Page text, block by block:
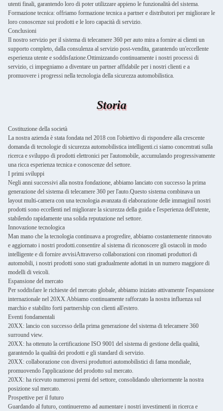
utenti finali, garantendo loro di poter utilizzare appieno le funzionalità del sistema.
Formazione tecnica: offriamo formazione tecnica a partner e distributori per migliorare le
loro conoscenze sui prodotti e le loro capacità di servizio.
Conclusioni
Il nostro servizio per il sistema di telecamere 360 per auto mira a fornire ai clienti un
supporto completo, dalla consulenza al servizio post-vendita, garantendo un'eccellente
esperienza utente e soddisfazione.Ottimizzando continuamente i nostri processi di
servizio, ci impegniamo a diventare un partner affidabile per i nostri clienti e a
promuovere i progressi nella tecnologia della sicurezza automobilistica.
Storia
Costituzione della società
La nostra azienda è stata fondata nel 2018 con l'obiettivo di rispondere alla crescente
domanda di tecnologie di sicurezza automobilistica intelligenti.ci siamo concentrati sulla
ricerca e sviluppo di prodotti elettronici per l'automobile, accumulando progressivamente
una ricca esperienza tecnica e conoscenze del settore.
I primi sviluppi
Negli anni successivi alla nostra fondazione, abbiamo lanciato con successo la prima
generazione del sistema di telecamere 360 per l'auto.Questo sistema combinava un
layout multi-camera con una tecnologia avanzata di elaborazione delle immaginiI nostri
prodotti sono eccellenti nel migliorare la sicurezza della guida e l'esperienza dell'utente,
stabilendo rapidamente una solida reputazione nel settore.
Innovazione tecnologica
Man mano che la tecnologia continuava a progredire, abbiamo costantemente rinnovato
e aggiornato i nostri prodotti.consentire al sistema di riconoscere gli ostacoli in modo
intelligente e di fornire avvisiAttraverso collaborazioni con rinomati produttori di
automobili, i nostri prodotti sono stati gradualmente adottati in un numero maggiore di
modelli di veicoli.
Espansione del mercato
Per soddisfare le richieste del mercato globale, abbiamo iniziato attivamente l'espansione
internazionale nel 20XX.Abbiamo continuamente rafforzato la nostra influenza sul
marchio e stabilito forti partnership con clienti all'estero.
Eventi fondamentali
20XX: lancio con successo della prima generazione del sistema di telecamere 360
surround view.
20XX: ha ottenuto la certificazione ISO 9001 del sistema di gestione della qualità,
garantendo la qualità dei prodotti e gli standard di servizio.
20XX: collaborazione con diversi produttori automobilistici di fama mondiale,
promuovendo l'applicazione del prodotto sul mercato.
20XX: ha ricevuto numerosi premi del settore, consolidando ulteriormente la nostra
posizione sul mercato.
Prospettive per il futuro
Guardando al futuro, continueremo ad aumentare i nostri investimenti in ricerca e